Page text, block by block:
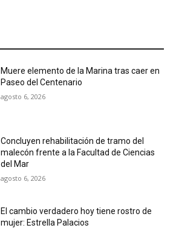
Muere elemento de la Marina tras caer en
Paseo del Centenario
agosto 6, 2026
Concluyen rehabilitación de tramo del
malecón frente a la Facultad de Ciencias
del Mar
agosto 6, 2026
El cambio verdadero hoy tiene rostro de
mujer: Estrella Palacios